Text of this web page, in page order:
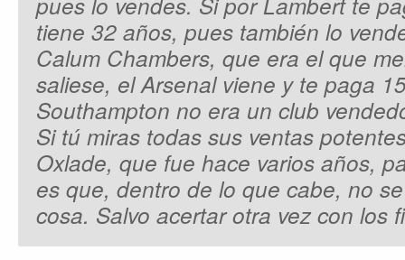
tiene 32 años, pues también lo
Calum Chambers, que era el que
saliese, el Arsenal viene y te paga
Southampton no era un club
Si tú miras todas sus ventas
Oxlade, que fue hace varios años,
es que, dentro de lo que cabe, no
cosa. Salvo acertar otra vez con los